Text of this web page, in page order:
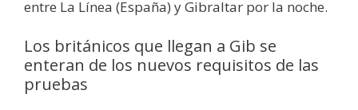
entre La Línea (España) y Gibraltar por la noche.
Los británicos que llegan a Gib se
enteran de los nuevos requisitos de las
pruebas